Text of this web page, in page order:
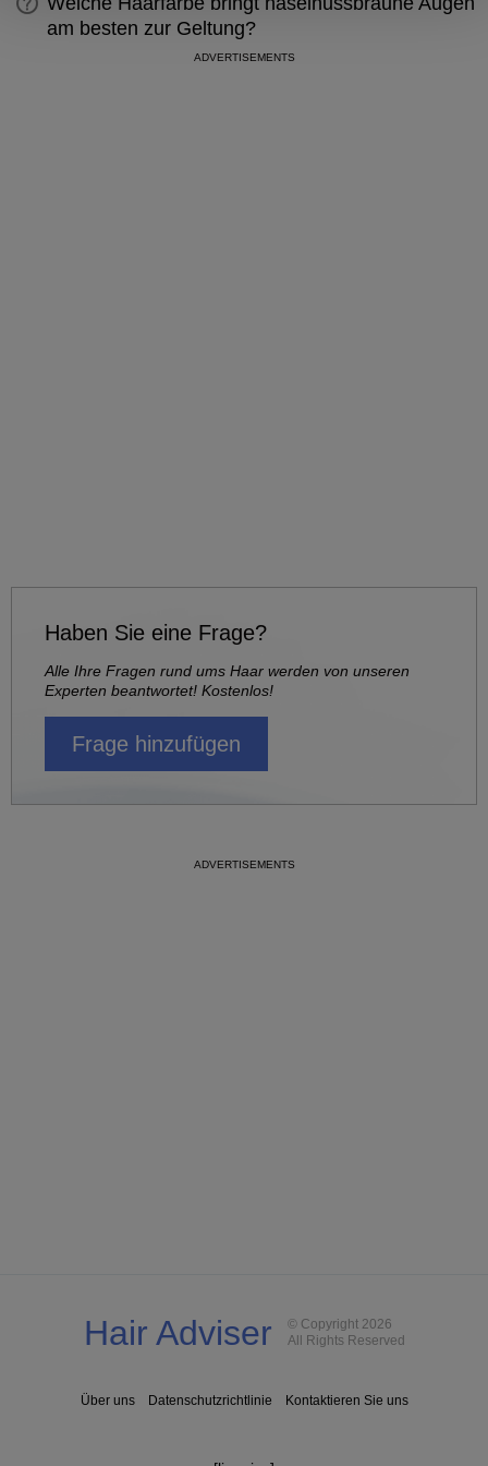
am besten zur Geltung?
Haben Sie eine Frage?
Alle Ihre Fragen rund ums Haar werden von unseren
Experten beantwortet! Kostenlos!
Frage hinzufügen
Hair Adviser
© Copyright 2026
All Rights Reserved
Über uns Datenschutzrichtlinie Kontaktieren Sie uns